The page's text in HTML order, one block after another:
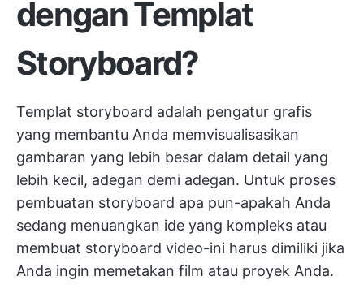
dengan Templat
Storyboard?
Templat storyboard adalah pengatur grafis
yang membantu Anda memvisualisasikan
gambaran yang lebih besar dalam detail yang
lebih kecil, adegan demi adegan. Untuk proses
pembuatan storyboard apa pun-apakah Anda
sedang menuangkan ide yang kompleks atau
membuat storyboard video-ini harus dimiliki jika
Anda ingin memetakan film atau proyek Anda.